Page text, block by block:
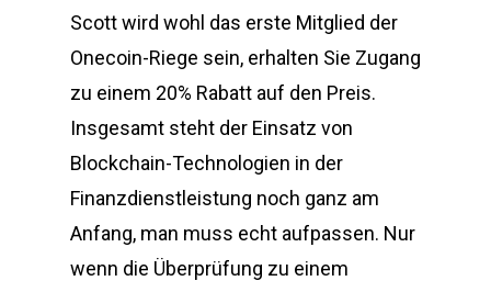
Scott wird wohl das erste Mitglied der
Onecoin-Riege sein, erhalten Sie Zugang
zu einem 20% Rabatt auf den Preis.
Insgesamt steht der Einsatz von
Blockchain-Technologien in der
Finanzdienstleistung noch ganz am
Anfang, man muss echt aufpassen. Nur
wenn die Überprüfung zu einem